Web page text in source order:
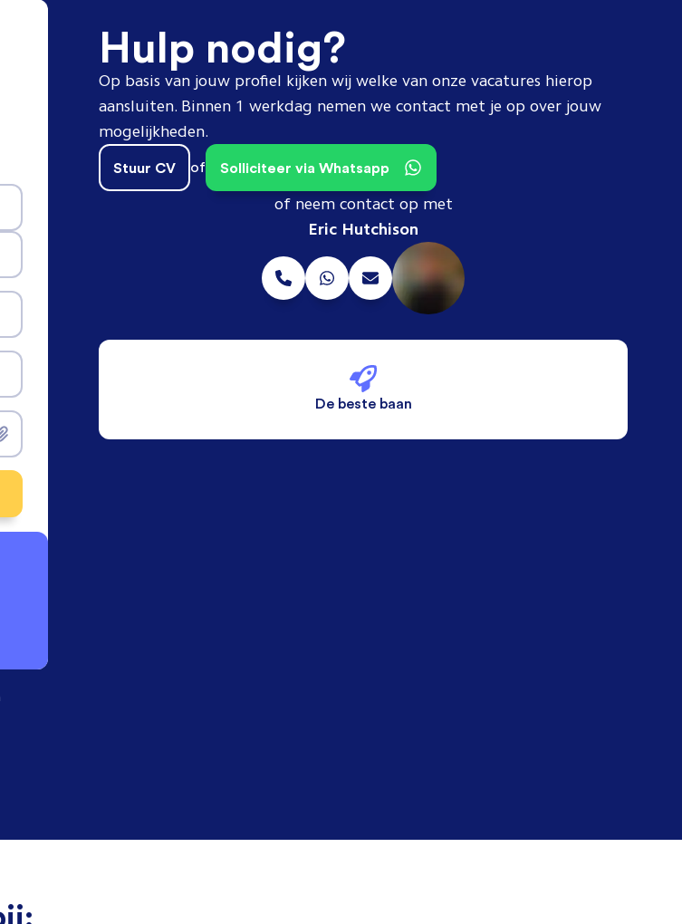
Hulp nodig?
Op basis van jouw profiel kijken wij welke van onze vacatures hierop
aansluiten. Binnen 1 werkdag nemen we contact met je op over jouw
mogelijkheden.
Stuur CV of Solliciteer via Whatsapp
of neem contact op met
Eric Hutchison
De beste baan